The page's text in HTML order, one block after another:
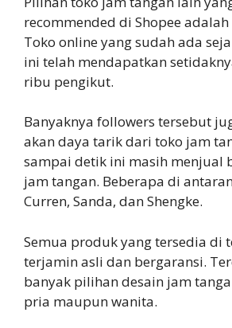
recommended di Shopee
Toko online yang sudah ada
ini telah mendapatkan
ribu pengikut.
Banyaknya followers tersebut
akan daya tarik dari toko jam
sampai detik ini masih menjual
jam tangan. Beberapa di
Curren, Sanda, dan Shengke.
Semua produk yang tersedia di
terjamin asli dan bergaransi.
banyak pilihan desain jam
pria maupun wanita.